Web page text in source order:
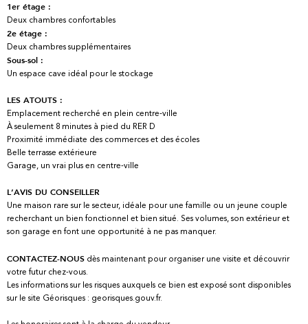
1er étage :
Deux chambres confortables
2e étage :
Deux chambres supplémentaires
Sous-sol :
Un espace cave idéal pour le stockage
LES ATOUTS :
Emplacement recherché en plein centre-ville
À seulement 8 minutes à pied du RER D
Proximité immédiate des commerces et des écoles
Belle terrasse extérieure
Garage, un vrai plus en centre-ville
L’AVIS DU CONSEILLER
Une maison rare sur le secteur, idéale pour une famille ou un jeune couple
recherchant un bien fonctionnel et bien situé. Ses volumes, son extérieur et
son garage en font une opportunité à ne pas manquer.
CONTACTEZ-NOUS dès maintenant pour organiser une visite et découvrir
votre futur chez-vous.
Les informations sur les risques auxquels ce bien est exposé sont disponibles
sur le site Géorisques : georisques.gouv.fr.